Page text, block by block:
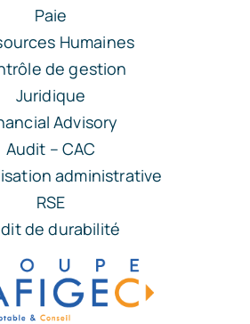
Paie
Humaines
de gestion
Juridique
Advisory
Audit – CAC
administrative
RSE
de durabilité